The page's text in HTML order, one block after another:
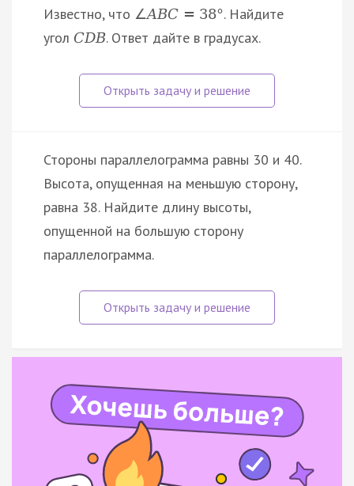
Известно, что ∠ABC = 38°. Найдите
угол CDB. Ответ дайте в градусах.
Стороны параллелограмма равны 30 и 40.
Высота, опущенная на меньшую сторону,
равна 38. Найдите длину высоты,
опущенной на большую сторону
параллелограмма.